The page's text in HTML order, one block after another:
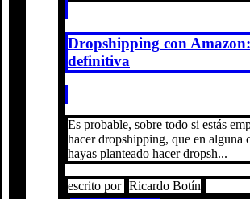
Dropshipping con
definitiva
Es probable, sobre todo si estás
hacer dropshipping, que en alguna
hayas planteado hacer dropsh...
escrito por Ricardo Botín